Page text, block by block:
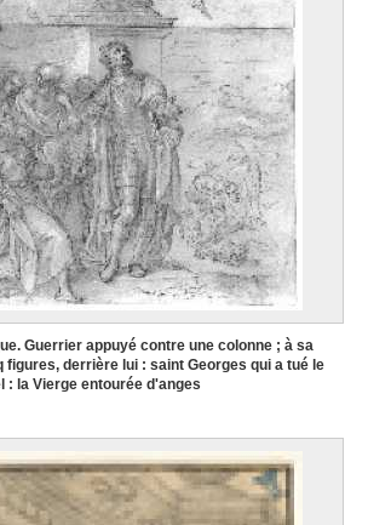
Guerrier appuyé contre une colonne ; à sa
figures, derrière lui : saint Georges qui a tué le
: la Vierge entourée d'anges